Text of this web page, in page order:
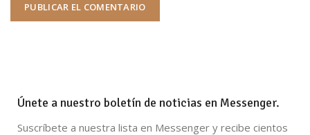
Únete a nuestro boletín de noticias en Messenger.
Suscríbete a nuestra lista en Messenger y recibe cientos